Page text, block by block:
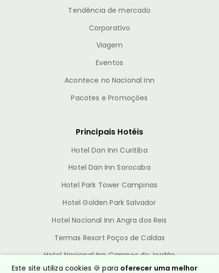
Tendência de mercado
Corporativo
Viagem
Eventos
Acontece no Nacional Inn
Pacotes e Promoções
Principais Hotéis
Hotel Dan Inn Curitiba
Hotel Dan Inn Sorocaba
Hotel Park Tower Campinas
Hotel Golden Park Salvador
Hotel Nacional Inn Angra dos Reis
Termas Resort Poços de Caldas
Hotel Nacional Inn Campos do Jordão
Este site utiliza cookies 🍪 para oferecer uma melhor